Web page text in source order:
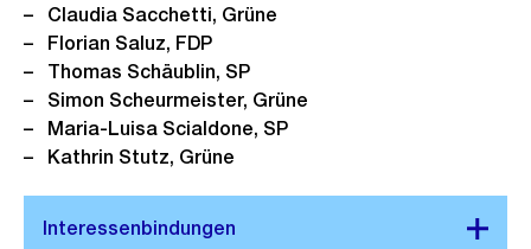
Claudia Sacchetti, Grüne
Florian Saluz, FDP
Thomas Schäublin, SP
Simon Scheurmeister, Grüne
Maria-Luisa Scialdone, SP
Kathrin Stutz, Grüne